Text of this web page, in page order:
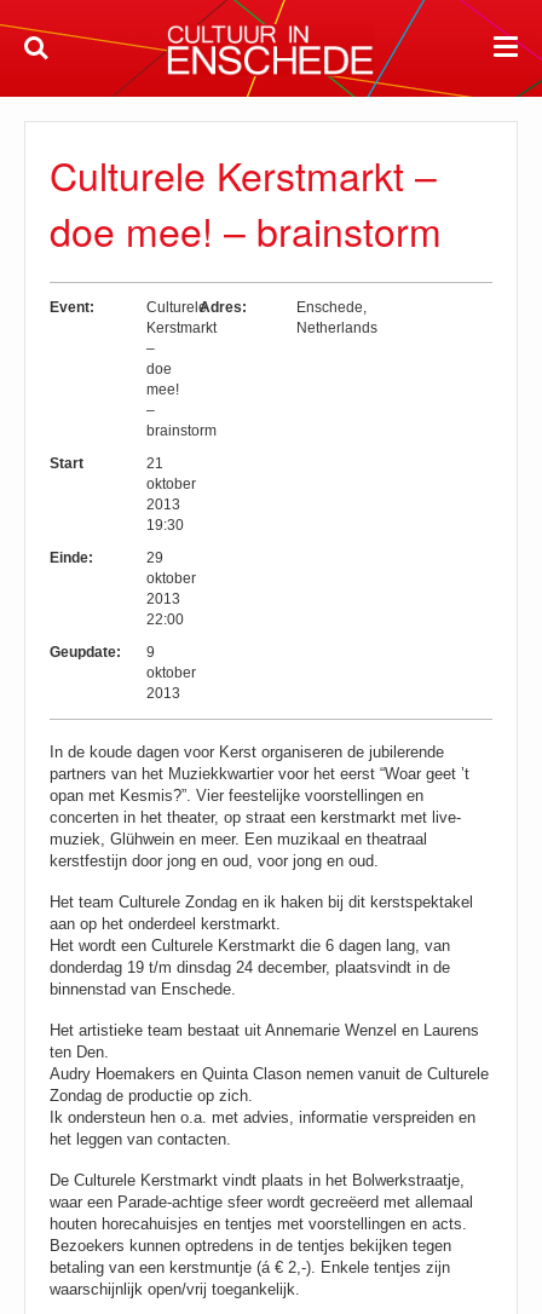
Culturele Kerstmarkt –
doe mee! – brainstorm
Event:
Culturele
Kerstmarkt
–
doe
mee!
–
brainstorm
Start
21
oktober
2013
19:30
Einde:
29
oktober
2013
22:00
Geupdate:
9
oktober
2013
Adres: Enschede,
Netherlands
In de koude dagen voor Kerst organiseren de jubilerende
partners van het Muziekkwartier voor het eerst “Woar geet ’t
opan met Kesmis?”. Vier feestelijke voorstellingen en
concerten in het theater, op straat een kerstmarkt met live-
muziek, Glühwein en meer. Een muzikaal en theatraal
kerstfestijn door jong en oud, voor jong en oud.
Het team Culturele Zondag en ik haken bij dit kerstspektakel
aan op het onderdeel kerstmarkt.
Het wordt een Culturele Kerstmarkt die 6 dagen lang, van
donderdag 19 t/m dinsdag 24 december, plaatsvindt in de
binnenstad van Enschede.
Het artistieke team bestaat uit Annemarie Wenzel en Laurens
ten Den.
Audry Hoemakers en Quinta Clason nemen vanuit de Culturele
Zondag de productie op zich.
Ik ondersteun hen o.a. met advies, informatie verspreiden en
het leggen van contacten.
De Culturele Kerstmarkt vindt plaats in het Bolwerkstraatje,
waar een Parade-achtige sfeer wordt gecreëerd met allemaal
houten horecahuisjes en tentjes met voorstellingen en acts.
Bezoekers kunnen optredens in de tentjes bekijken tegen
betaling van een kerstmuntje (á € 2,-). Enkele tentjes zijn
waarschijnlijk open/vrij toegankelijk.